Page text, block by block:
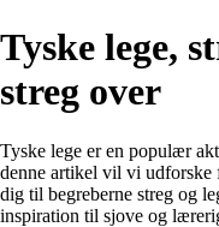
Tyske lege,
streg over
Tyske lege er en populær
denne artikel vil vi udforske
dig til begreberne streg og
inspiration til sjove og